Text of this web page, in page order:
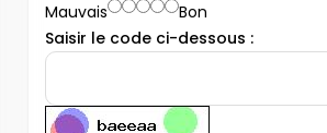
Mauvais
Bon
Saisir le code ci-dessous :